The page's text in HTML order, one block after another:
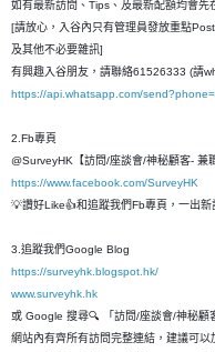
如有最新訪問、Tips、及最新配額均會先
[請放心，入谷內只有管理員發放重點
及其他不必要雜訊]
有興趣入谷朋友，請聯絡61526333 (請
https://api.whatsapp.com/
2.Fb專頁
@SurveyHK【訪問/座談會/神秘顧客- 兼
https://www.facebook.com/SurveyHK
💡讚好Like👍和追蹤我們Fb專頁，一出新
3.追蹤我們Google Blog
https://surveyhk.blogspot.hk/
www.surveyhk.hk
或 Google 搜尋🔍 「訪問/座談會/神秘顧
網站內有齊所有訪問完整連結，建議可以